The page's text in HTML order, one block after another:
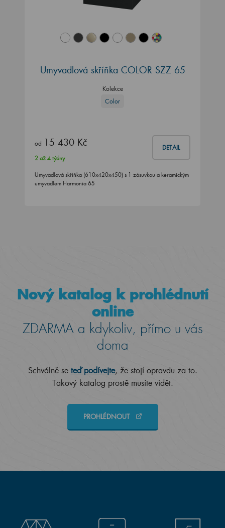
Umyvadlová skříňka COLOR SZZ 65
Kolekce
Color
od 15 430 Kč DETAIL
2 až 4 týdny
Umyvadlová skříňka (610x420x450) s 1 zásuvkou a keramickým
umyvadlem Harmonia 65
Nový katalog k prohlédnutí
online
ZDARMA a kdykoliv, přímo u vás
doma
Schválně se teď podívejte, že stojí opravdu za to.
Takový katalog prostě musíte vidět.
PROHLÉDNOUT